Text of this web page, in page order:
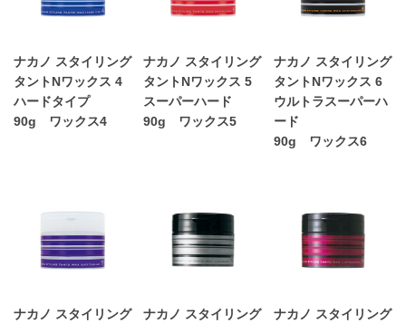
ナカノ スタイリング
タントNワックス 4
ハードタイプ
90g ワックス4
ナカノ スタイリング
タントNワックス 5
スーパーハード
90g ワックス5
ナカノ スタイリング
タントNワックス 6
ウルトラスーパーハ
ード
90g ワックス6
ナカノ スタイリング
ナカノ スタイリング
ナカノ スタイリング